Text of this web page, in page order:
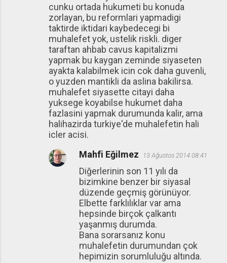
cunku ortada hukumeti bu konuda
zorlayan, bu reformlari yapmadigi
taktirde iktidari kaybedecegi bi
muhalefet yok, ustelik riskli. diger
taraftan ahbab cavus kapitalizmi
yapmak bu kaygan zeminde siyaseten
ayakta kalabilmek icin cok daha guvenli,
o yuzden mantikli da aslina bakilirsa.
muhalefet siyasette citayi daha
yuksege koyabilse hukumet daha
fazlasini yapmak durumunda kalir, ama
halihazirda turkiye'de muhalefetin hali
icler acisi.
Mahfi Eğilmez 13 Ağustos 2014 08:41
Diğerlerinin son 11 yılı da
bizimkine benzer bir siyasal
düzende geçmiş görünüyor.
Elbette farklılıklar var ama
hepsinde birçok çalkantı
yaşanmış durumda.
Bana sorarsanız konu
muhalefetin durumundan çok
hepimizin sorumluluğu altında.